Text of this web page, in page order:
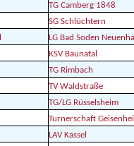
TG Camberg 1848
SG Schlüchtern
LG Bad Soden
KSV Baunatal
TG Rimbach
TV Waldstraße
TG/LG Rüsselsheim
Turnerschaft
LAV Kassel